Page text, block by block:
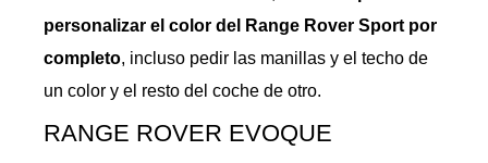
personalizar el color del Range Rover Sport por
completo, incluso pedir las manillas y el techo de
un color y el resto del coche de otro.
RANGE ROVER EVOQUE